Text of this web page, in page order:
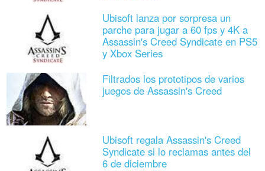
Ubisoft lanza por sorpresa un
parche para jugar a 60 fps y 4K a
Assassin's Creed Syndicate en PS5
y Xbox Series
Filtrados los prototipos de varios
juegos de Assassin's Creed
Ubisoft regala Assassin's Creed
Syndicate si lo reclamas antes del
6 de diciembre